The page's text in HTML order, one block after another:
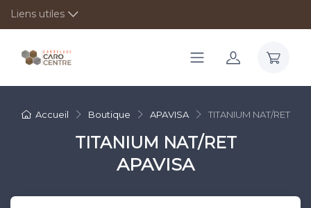
Liens utiles
Accueil Boutique APAVISA TITANIUM NAT/RET
TITANIUM NAT/RET
APAVISA